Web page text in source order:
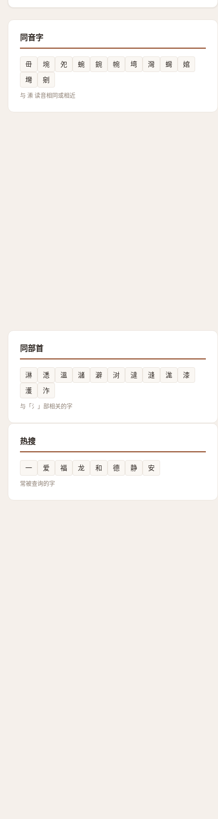
同音字
毌 埦 夗 蜿 鋺 帵 塆 灣 䘎
婠
壪
剜
与 潫 读音相同或相近
同部首
㵉 㴽 溫 㶆 澼 㳔 澾 漨 浝
漆
濩
泎
与「氵」部相关的字
热搜
一 爱 福 龙 和 德 静 安
常被查询的字